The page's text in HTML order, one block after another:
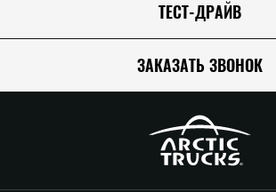
ТЕСТ-ДРАЙВ
ЗАКАЗАТЬ ЗВОНОК